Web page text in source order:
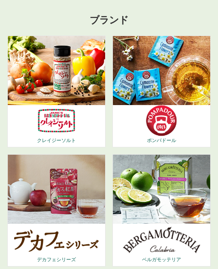
ブランド
クレイジーソルト ポンパドール
デカフェシリーズ ベルガモッテリア